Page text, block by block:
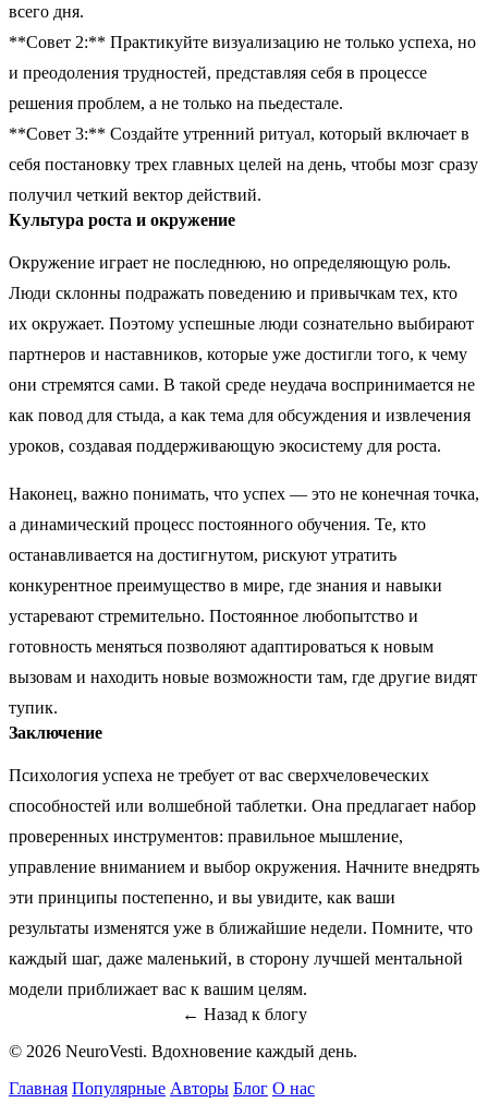
всего дня.
**Совет 2:** Практикуйте визуализацию не только успеха, но
и преодоления трудностей, представляя себя в процессе
решения проблем, а не только на пьедестале.
**Совет 3:** Создайте утренний ритуал, который включает в
себя постановку трех главных целей на день, чтобы мозг сразу
получил четкий вектор действий.
Культура роста и окружение
Окружение играет не последнюю, но определяющую роль.
Люди склонны подражать поведению и привычкам тех, кто
их окружает. Поэтому успешные люди сознательно выбирают
партнеров и наставников, которые уже достигли того, к чему
они стремятся сами. В такой среде неудача воспринимается не
как повод для стыда, а как тема для обсуждения и извлечения
уроков, создавая поддерживающую экосистему для роста.
Наконец, важно понимать, что успех — это не конечная точка,
а динамический процесс постоянного обучения. Те, кто
останавливается на достигнутом, рискуют утратить
конкурентное преимущество в мире, где знания и навыки
устаревают стремительно. Постоянное любопытство и
готовность меняться позволяют адаптироваться к новым
вызовам и находить новые возможности там, где другие видят
тупик.
Заключение
Психология успеха не требует от вас сверхчеловеческих
способностей или волшебной таблетки. Она предлагает набор
проверенных инструментов: правильное мышление,
управление вниманием и выбор окружения. Начните внедрять
эти принципы постепенно, и вы увидите, как ваши
результаты изменятся уже в ближайшие недели. Помните, что
каждый шаг, даже маленький, в сторону лучшей ментальной
модели приближает вас к вашим целям.
← Назад к блогу
© 2026 NeuroVesti. Вдохновение каждый день.
Главная Популярные Авторы Блог О нас